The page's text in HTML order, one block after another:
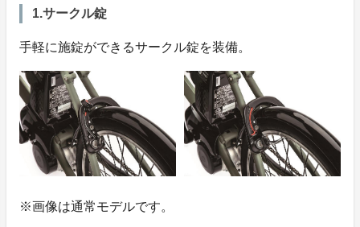
1.サークル錠
手軽に施錠ができるサークル錠を装備。
※画像は通常モデルです。